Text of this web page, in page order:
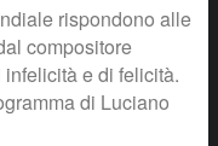
rispondono alle
compositore
infelicità e di felicità.
di Luciano